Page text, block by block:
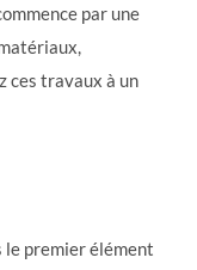
par une
ces travaux à un
le premier élément